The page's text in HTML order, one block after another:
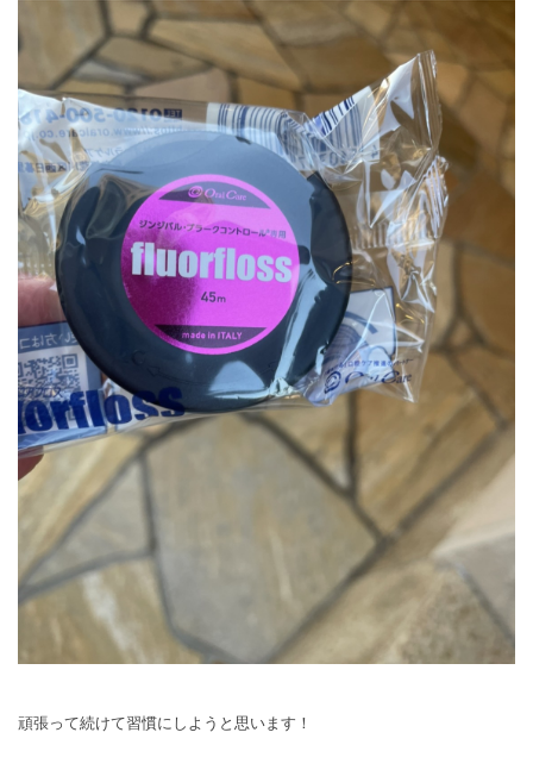
頑張って続けて習慣にしようと思います！